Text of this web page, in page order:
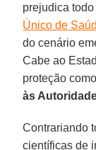
prejudica
Único de
do cenário
Cabe ao
proteção
às
Contrariando
científicas de